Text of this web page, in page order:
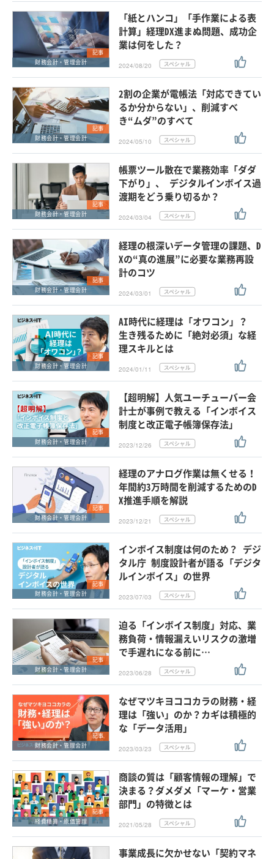
記事
財務会計・管理会計
「紙とハンコ」「手作業による表
計算」経理DX進まぬ問題、成功企
業は何をした？
2024/08/20
記事
財務会計・管理会計
2割の企業が電帳法「対応できてい
るか分からない」、削減すべ
き“ムダ”のすべて
2024/05/10
記事
財務会計・管理会計
帳票ツール散在で業務効率「ダダ
下がり」、 デジタルインボイス過
渡期をどう乗り切るか？
2024/03/04
記事
財務会計・管理会計
経理の根深いデータ管理の課題、D
Xの“真の進展”に必要な業務再設
計のコツ
2024/03/01
記事
財務会計・管理会計
AI時代に経理は「オワコン」？
生き残るために「絶対必須」な経
理スキルとは
2024/01/11
記事
財務会計・管理会計
【超明解】人気ユーチューバー会
計士が事例で教える「インボイス
制度と改正電子帳簿保存法」
2023/12/26
記事
財務会計・管理会計
経理のアナログ作業は無くせる！
年間約3万時間を削減するためのD
X推進手順を解説
2023/12/21
記事
財務会計・管理会計
インボイス制度は何のため？ デジ
タル庁 制度設計者が語る「デジタ
ルインボイス」の世界
2023/07/03
記事
財務会計・管理会計
迫る「インボイス制度」対応、業
務負荷・情報漏えいリスクの激増
で手遅れになる前に…
2023/06/28
記事
財務会計・管理会計
なぜマツキヨココカラの財務・経
理は「強い」のか？カギは積極的
な「データ活用」
2023/03/23
記事
経費精算・原価管理
商談の質は「顧客情報の理解」で
決まる？ダメダメ「マーケ・営業
部門」の特徴とは
2021/05/28
事業成長に欠かせない「契約マネ